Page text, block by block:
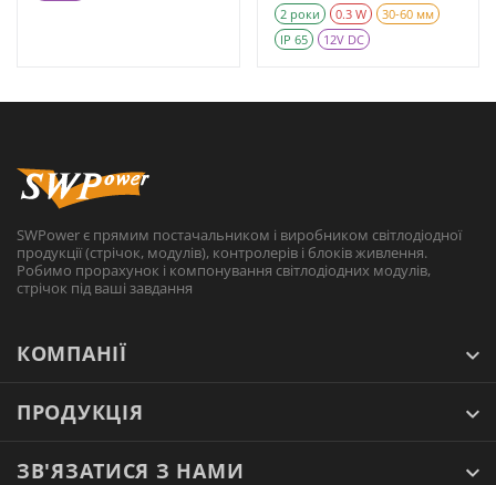
2 роки 0.3 W
30-60 мм
IP 65
12V DC
SWPower є прямим постачальником і виробником світлодіодної
продукції (стрічок, модулів), контролерів і блоків живлення.
Робимо прорахунок і компонування світлодіодних модулів,
стрічок під ваші завдання
КОМПАНІЇ
ПРОДУКЦІЯ
ЗВ'ЯЗАТИСЯ З НАМИ